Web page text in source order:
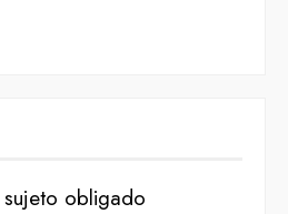
obligado